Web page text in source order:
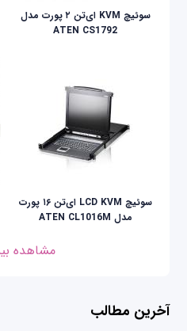
سوئیچ KVM ای‌تن ۲ پورت مدل
ATEN CS1792
سوئيچ LCD KVM ای‌تن ۱۶ پورت
مدل ATEN CL1016M
مشاهده
آخرین مطالب